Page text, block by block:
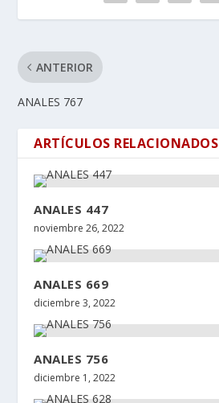
ANTERIOR
ANALES 767
ARTÍCULOS RELACIONADOS
ANALES 447
noviembre 26, 2022
ANALES 669
diciembre 3, 2022
ANALES 756
diciembre 1, 2022